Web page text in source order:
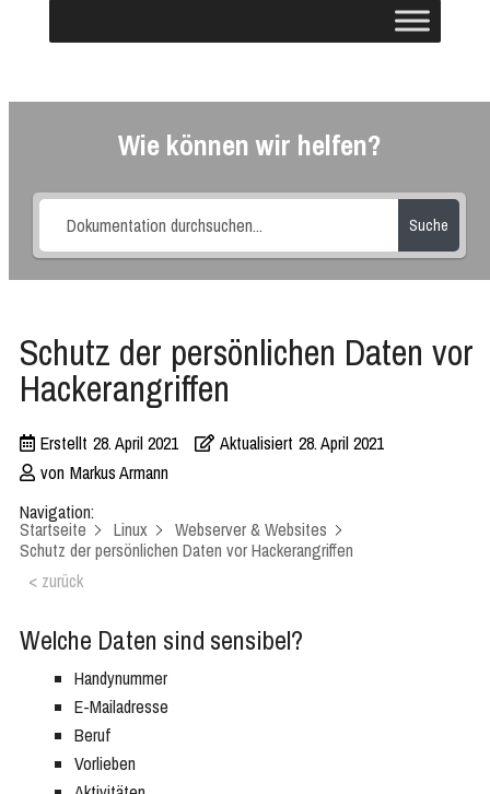
Wie können wir helfen?
Suche
Schutz der persönlichen Daten vor
Hackerangriffen
Erstellt 28. April 2021 Aktualisiert 28. April 2021
von Markus Armann
Navigation:
Startseite Linux
Webserver & Websites
Schutz der persönlichen Daten vor Hackerangriffen
< zurück
Welche Daten sind sensibel?
Handynummer
E-Mailadresse
Beruf
Vorlieben